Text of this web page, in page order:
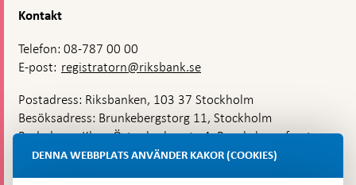
Kontakt
Telefon: 08-787 00 00
E-post: registratorn@riksbank.se
Postadress: Riksbanken, 103 37 Stockholm
Besöksadress: Brunkebergstorg 11, Stockholm
Budadress: Klara Östra kyrkogata 4, Brunkebergsfaret,
Lastplats 6
DENNA WEBBPLATS ANVÄNDER KAKOR (COOKIES)